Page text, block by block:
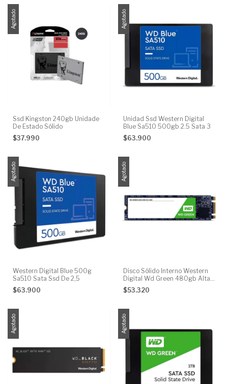
Agotado
Ssd Kingston 240gb Unidade
De Estado Sólido
$37.990
Agotado
Unidad Ssd Western Digital
Blue Sa510 500gb 2.5 Sata 3
$63.900
Agotado
Western Digital Blue 500g
Sa510 Sata Ssd De 2,5
$63.900
Agotado
Disco Sólido Interno Western
Digital Wd Green 480gb Alta
Velocidad Formato Compacto
Color Verde
$53.320
Agotado Agotado